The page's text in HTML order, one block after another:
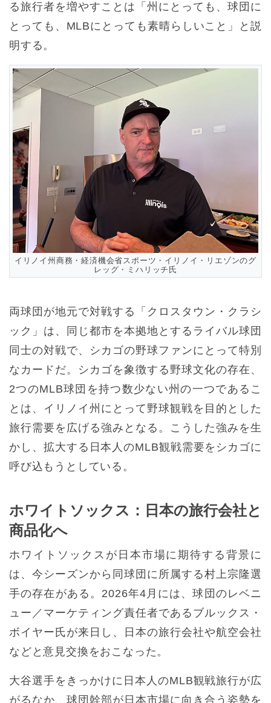
る旅行者を増やすことは「州にとっても、球団に
とっても、MLBにとっても素晴らしいこと」と説
明する。
イリノイ州商務・経済機会省スポーツ・イリノイ・リエゾンのグ
レッグ・ミハリッチ氏
両球団が地元で対戦する「クロスタウン・クラシ
ック」は、同じ都市を本拠地とするライバル球団
同士の対戦で、シカゴの野球ファンにとって特別
なカードだ。シカゴを象徴する野球文化の存在、
2つのMLB球団を持つ数少ない州の一つであるこ
とは、イリノイ州にとって野球観戦を目的とした
旅行需要を広げる強みとなる。こうした強みを生
かし、拡大する日本人のMLB観戦需要をシカゴに
呼び込もうとしている。
ホワイトソックス：日本の旅行会社と
商品化へ
ホワイトソックスが日本市場に期待する背景に
は、今シーズンから同球団に所属する村上宗隆選
手の存在がある。2026年4月には、球団のレベニ
ュー／マーケティング責任者であるブルックス・
ボイヤー氏が来日し、日本の旅行会社や航空会社
などと意見交換をおこなった。
大谷選手をきっかけに日本人のMLB観戦旅行が広
がるなか、球団幹部が日本市場に向き合う姿勢を